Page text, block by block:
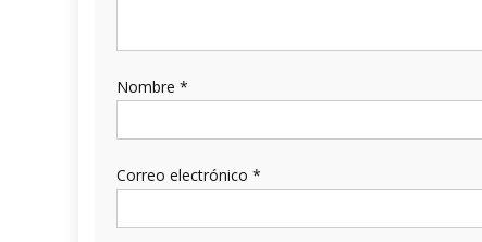
Nombre *
Correo electrónico *